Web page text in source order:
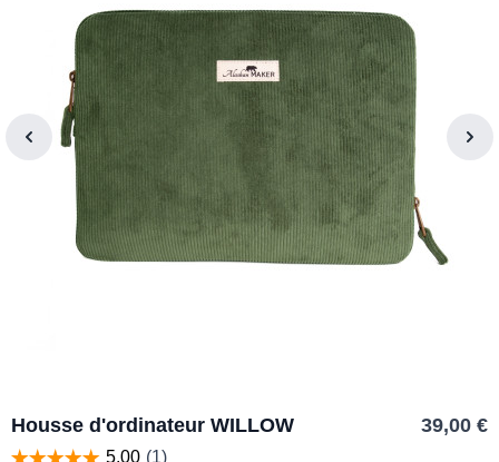
Housse d'ordinateur WILLOW 39,00 €